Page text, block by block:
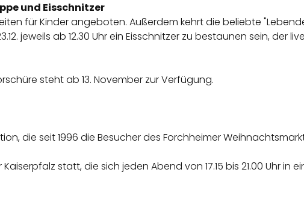
und Eisschnitzer
für Kinder angeboten. Außerdem kehrt die beliebte
jeweils ab 12.30 Uhr ein Eisschnitzer zu bestaunen sein, der
steht ab 13. November zur Verfügung.
die seit 1996 die Besucher des Forchheimer
statt, die sich jeden Abend von 17.15 bis 21.00 Uhr in